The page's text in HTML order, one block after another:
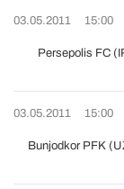
03.05.2011 15:00
Persepolis FC
03.05.2011 15:00
Bunjodkor PFK